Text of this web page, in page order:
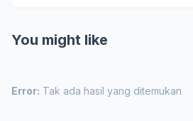
You might like
Error: Tak ada hasil yang ditemukan